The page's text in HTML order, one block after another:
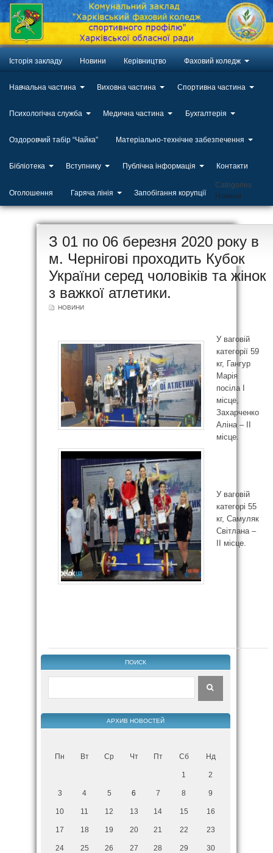
Історія закладу Новини Керівництво Фаховий коледж
Навчальна частина Виховна частина Спортивна частина
Психологічна служба Медична частина Бухгалтерія
Оздоровчий табір “Чайка” Матеріально-технічне забезпечення
Бібліотека Вступнику Публічна інформація Контакти
Оголошення Гаряча лінія Запобігання корупції
Categories
Новини
20
З 01 по 06 березня 2020 року в
м. Чернігові проходить Кубок
України серед чоловіків та жінок
з важкої атлетики.
НОВИНИ
У ваговій
категорії 59
кг, Гангур
Марія
посіла І
місце,
Захарченко
Аліна – ІІ
місце.
У ваговій
категорі 55
кг, Самуляк
Світлана –
ІІ місце.
ПОИСК
АРХИВ НОВОСТЕЙ
Пн Вт Ср Чт Пт Сб Нд
1 2
3 4 5 6 7 8 9
10 11 12 13 14 15 16
17 18 19 20 21 22 23
24 25 26 27 28 29 30